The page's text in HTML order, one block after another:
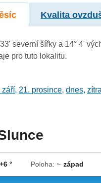
Kvalita
severní šířky a 14° 4'
pro tuto lokalitu.
září, 21. prosince,dnes,zítra
+6 ° Poloha: ↓západ